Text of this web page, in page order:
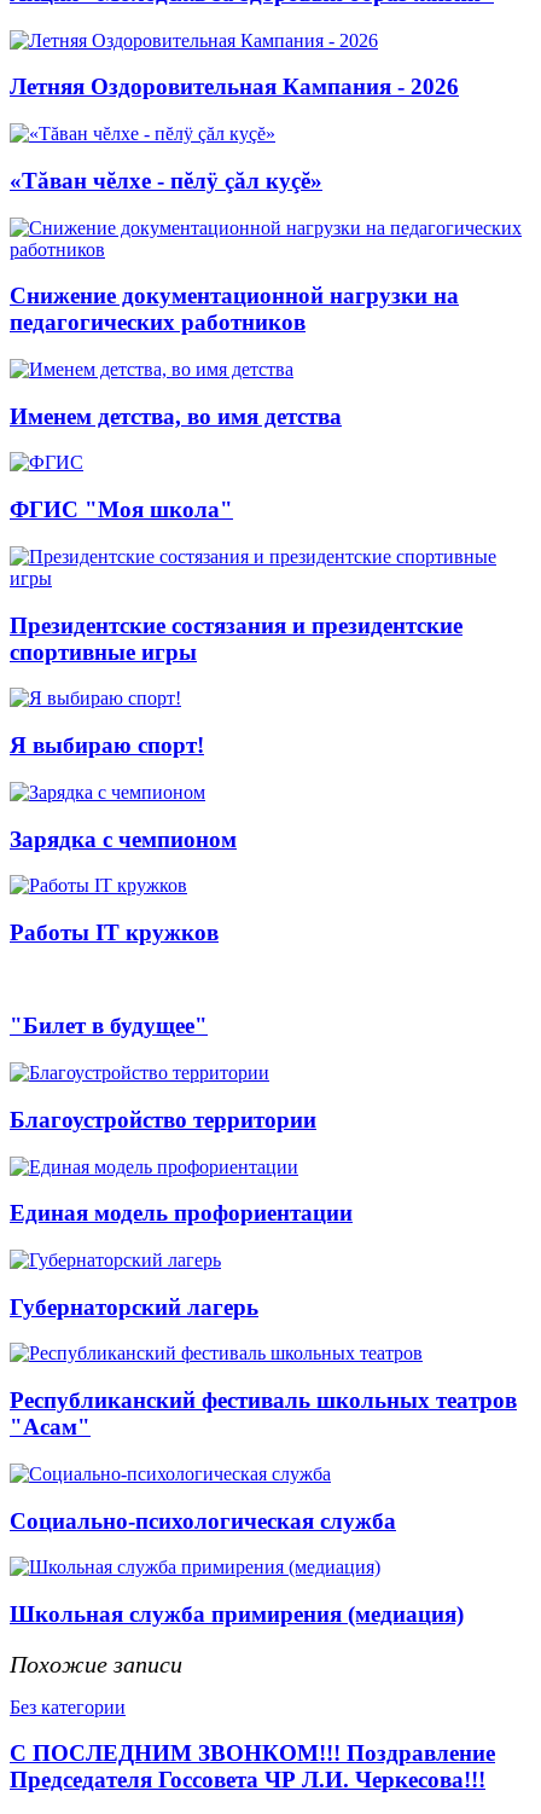
Летняя Оздоровительная Кампания - 2026
«Тăван чĕлхе - пĕлÿ çăл куçĕ»
Снижение документационной нагрузки на
педагогических работников
Именем детства, во имя детства
ФГИС "Моя школа"
Президентские состязания и президентские
спортивные игры
Я выбираю спорт!
Зарядка с чемпионом
Работы IT кружков
"Билет в будущее"
Благоустройство территории
Единая модель профориентации
Губернаторский лагерь
Республиканский фестиваль школьных театров
"Асам"
Социально-психологическая служба
Школьная служба примирения (медиация)
Похожие записи
Без категории
С ПОСЛЕДНИМ ЗВОНКОМ!!! Поздравление
Председателя Госсовета ЧР Л.И. Черкесова!!!